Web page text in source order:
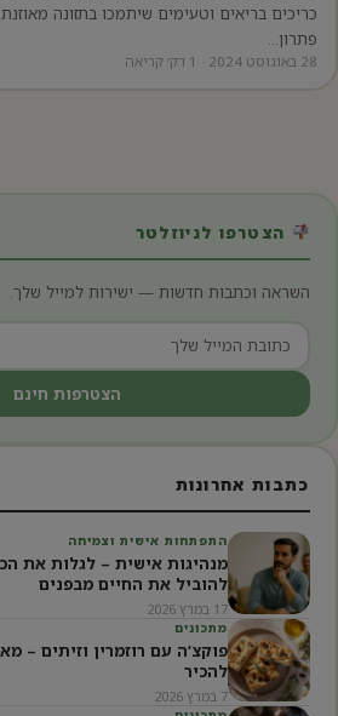
כריכים בריאים וטעימים שיתמכו בתזונה
פתרון…
28 באוגוסט 2024 · 1 דק׳ קריאה
הצטרפו לניוזלטר
השראה וכתבות חדשות — ישירות למייל שלך.
הצטרפות חינם
כתבות אחרונות
התפתחות אישית וצמיחה
מנהיגות אישית – לגלות את
להוביל את החיים מבפנים
17 במרץ 2026
מתכונים
פוקצ’ה עם רוזמרין וזיתים –
להכיר
7 במרץ 2026